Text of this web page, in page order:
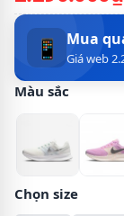
📱 Mua
Giá web
Màu sắc
Chọn size